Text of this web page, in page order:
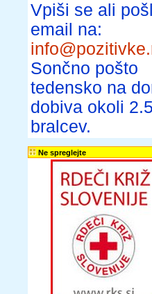
Vpiši se ali
email na:
Sončno pošto
tedensko na
dobiva okoli
bralcev.
Ne spreglejte